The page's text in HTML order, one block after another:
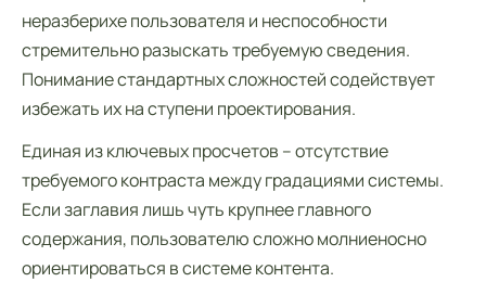
неразберихе пользователя и неспособности
стремительно разыскать требуемую сведения.
Понимание стандартных сложностей содействует
избежать их на ступени проектирования.
Единая из ключевых просчетов – отсутствие
требуемого контраста между градациями системы.
Если заглавия лишь чуть крупнее главного
содержания, пользователю сложно молниеносно
ориентироваться в системе контента.